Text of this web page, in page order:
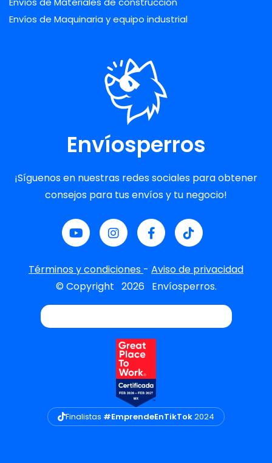
Envíos de Maquinaria y equipo industrial
Envíosperros
¡Síguenos en nuestras redes sociales para obtener
consejos para tus envíos y tu negocio!
Términos y condiciones - Aviso de privacidad
© Copyright 2026 Envíosperros.
Finalistas #EmprendeEnTikTok2024